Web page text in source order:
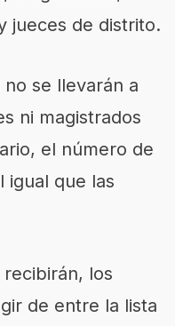
jueces de distrito.
se llevarán a
ni magistrados
el número de
igual que las
los
de entre la lista